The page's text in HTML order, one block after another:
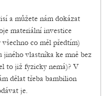
a můžete nám dokázat
materiální investice
co měl předtím)
jiného vlastníka ke mně bez
to již fyzicky nemá)? V
dělat třeba bambilion
je.